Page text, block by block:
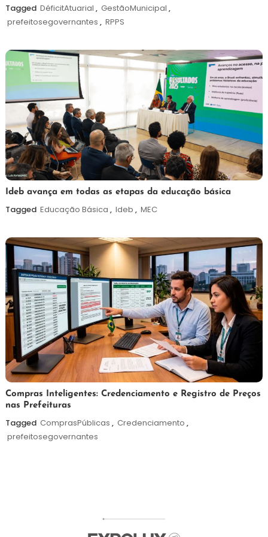
agosto
2026
Tagged DéficitAtuarial , GestãoMunicipal ,
prefeitosegovernantes , RPPS
6
de
2026
Maurilio
Ideb avança em todas as etapas da educação básica
Tagged Educação Básica , Ideb , MEC
6
de
agosto
de
Redação
Compras Inteligentes: Credenciamento e Registro de Preços
nas Prefeituras
Tagged ComprasPúblicas , Credenciamento ,
prefeitosegovernantes